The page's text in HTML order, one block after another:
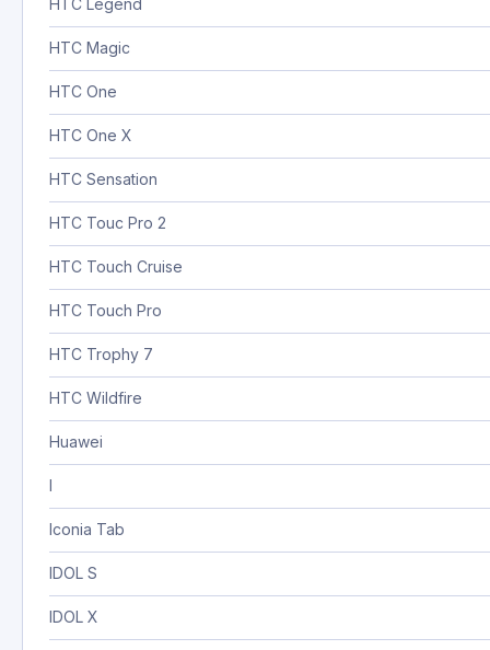
HTC Legend
HTC Magic
HTC One
HTC One X
HTC Sensation
HTC Touc Pro 2
HTC Touch Cruise
HTC Touch Pro
HTC Trophy 7
HTC Wildfire
Huawei
I
Iconia Tab
IDOL S
IDOL X